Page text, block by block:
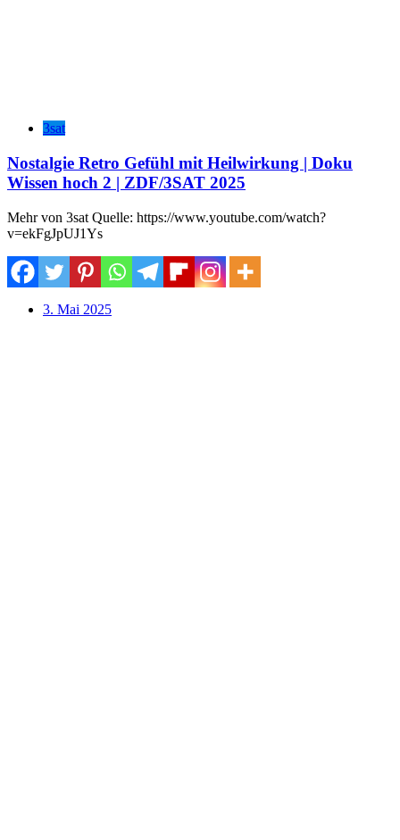
3sat
Nostalgie Retro Gefühl mit Heilwirkung | Doku
Wissen hoch 2 | ZDF/3SAT 2025
Mehr von 3sat Quelle: https://www.youtube.com/watch?
v=ekFgJpUJ1Ys
3. Mai 2025